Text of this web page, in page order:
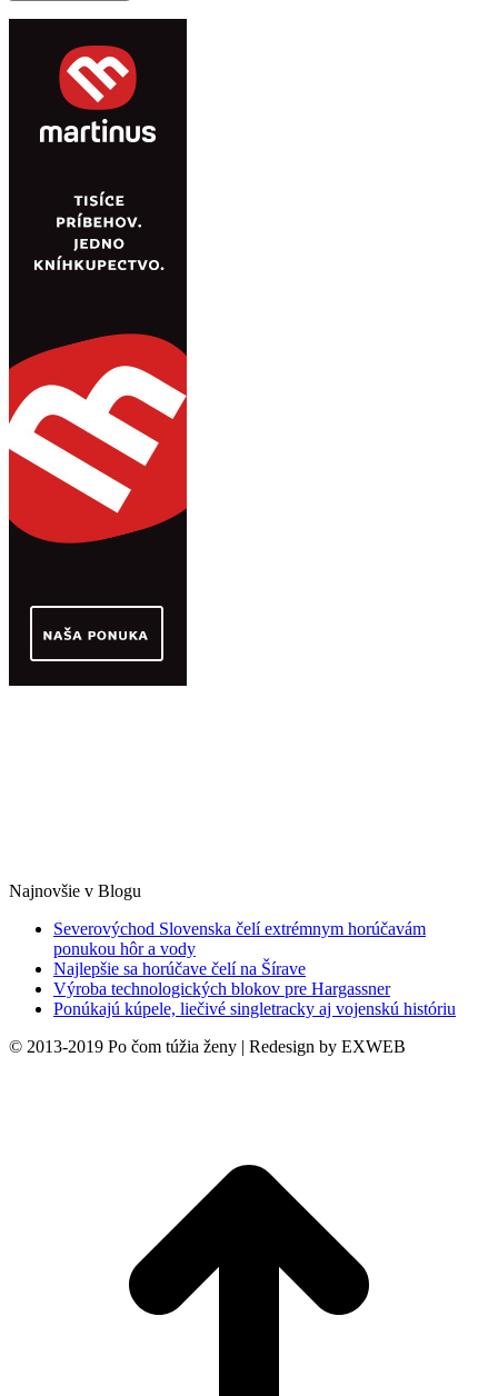
Najnovšie v Blogu
Severovýchod Slovenska čelí extrémnym horúčavám
ponukou hôr a vody
Najlepšie sa horúčave čelí na Šírave
Výroba technologických blokov pre Hargassner
Ponúkajú kúpele, liečivé singletracky aj vojenskú históriu
© 2013-2019 Po čom túžia ženy | Redesign by EXWEB